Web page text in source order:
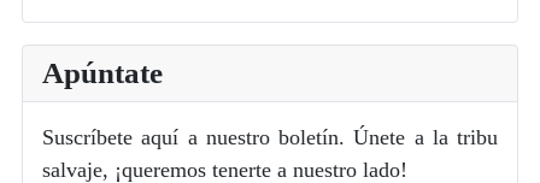
Apúntate
Suscríbete aquí a nuestro boletín. Únete a la tribu
salvaje, ¡queremos tenerte a nuestro lado!